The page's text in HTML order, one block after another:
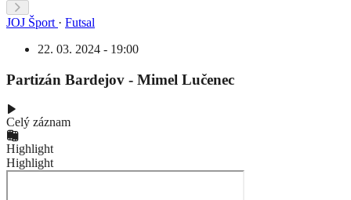
JOJ Šport · Futsal
22. 03. 2024 - 19:00
Partizán Bardejov - Mimel Lučenec
Celý záznam
Highlight
Highlight